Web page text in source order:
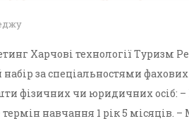
Харчові технології Туризм
за спеціальностями
фізичних чи юридичних осіб:
навчання 1 рік 5 місяців.